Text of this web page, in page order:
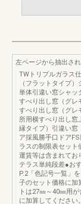
左ページから抽出さ
TWトリプルガラス
（フラットタイプ
単体引違い窓シャッ
すべり出し窓（グレ
すべり出し窓（グレ
所用横すべり出し窓
縁タイプ）引違い窓
ア採風勝手口ドア
ラスの制限表セット
運賃等は含まれてお
テラス単純段差●お
P.2「色記号一覧」
子のセット価格に加
トは27㎜～40㎜用
に加算してください